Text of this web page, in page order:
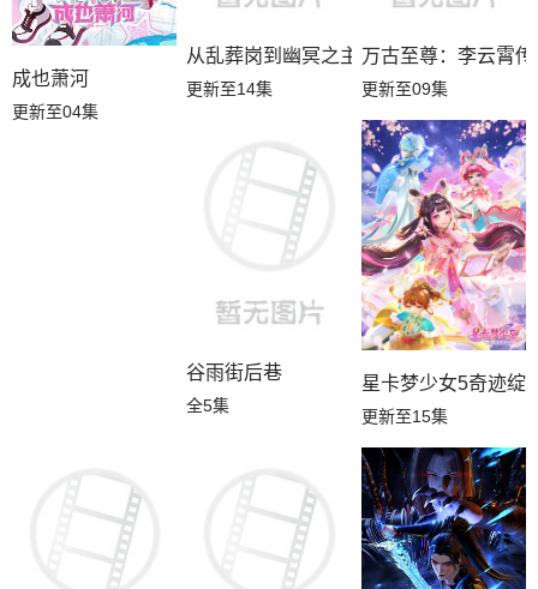
第08集 第07集 第06集
第05集
成也萧河
更新至04集
从乱葬岗到幽冥之主
更新至14集
万古至尊：李云霄传
更新至09集
谷雨街后巷
全5集
星卡梦少女5奇迹绽
更新至15集